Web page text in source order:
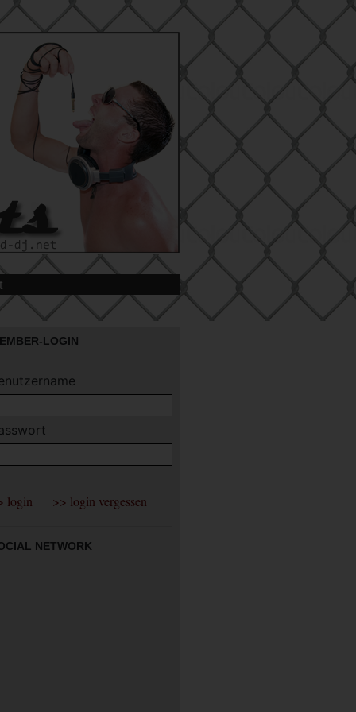
LOGIN
NETWORK